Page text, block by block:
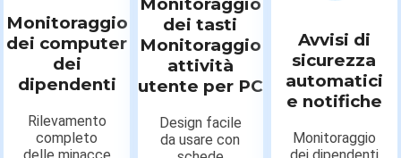
Monitoraggio
dei computer
dei
dipendenti
Rilevamento
completo
delle minacce
dei tasti
Monitoraggio
attività
utente per PC
Design facile
da usare con
Avvisi di
sicurezza
automatici
e notifiche
Monitoraggio
dei dipendenti